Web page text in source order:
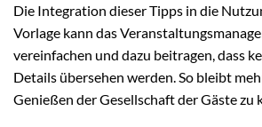
Die Integration dieser Tipps in die
Vorlage kann das
vereinfachen und dazu beitragen, dass
Details übersehen werden. So bleibt
Genießen der Gesellschaft der Gäste zu